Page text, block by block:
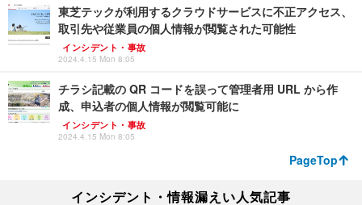
東芝テックが利用するクラウドサービスに不正アクセス、
取引先や従業員の個人情報が閲覧された可能性
インシデント・事故
2024.4.15 Mon 8:05
チラシ記載の QR コードを誤って管理者用 URL から作
成、申込者の個人情報が閲覧可能に
インシデント・事故
2024.4.15 Mon 8:05
PageTop
インシデント・情報漏えい人気記事